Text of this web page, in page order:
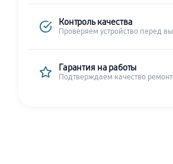
Контроль качества
Проверяем устройство перед
Гарантия на работы
Подтверждаем качество